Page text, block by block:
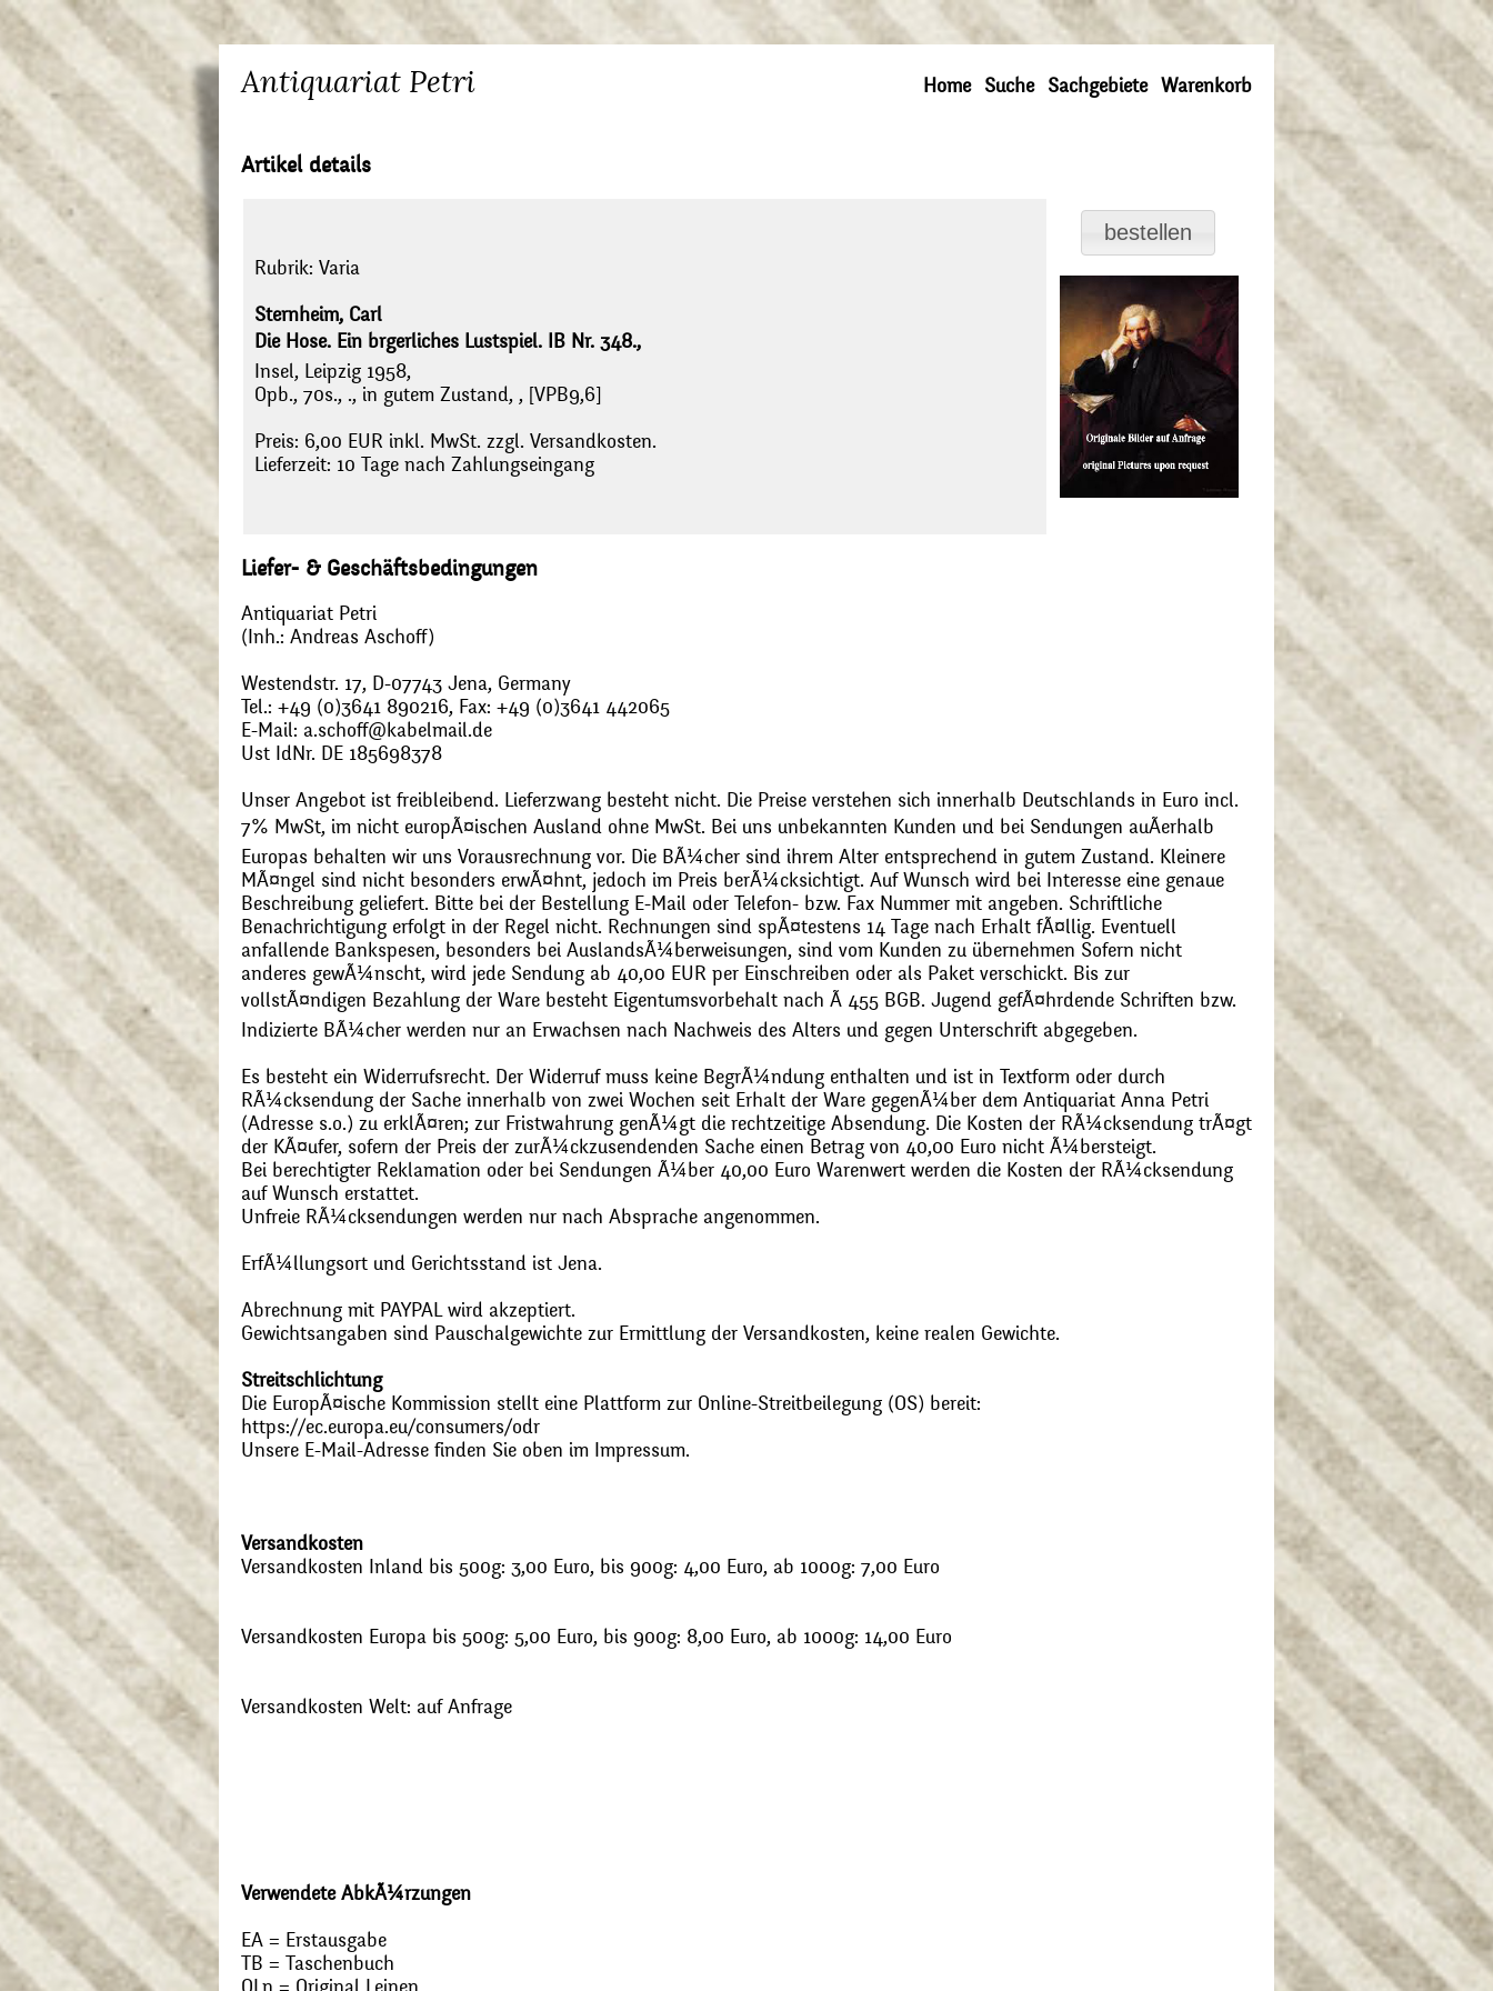
Antiquariat Petri Home Suche Sachgebiete Warenkorb
Artikel details
Rubrik: Varia
Sternheim, Carl
Die Hose. Ein brgerliches Lustspiel. IB Nr. 348.,
Insel, Leipzig 1958,
Opb., 70s., ., in gutem Zustand, , [VPB9,6]
Preis: 6,00 EUR inkl. MwSt. zzgl. Versandkosten.
Lieferzeit: 10 Tage nach Zahlungseingang
Liefer- & Geschäftsbedingungen
Antiquariat Petri
(Inh.: Andreas Aschoff)
Westendstr. 17, D-07743 Jena, Germany
Tel.: +49 (0)3641 890216, Fax: +49 (0)3641 442065
E-Mail: a.schoff@kabelmail.de
Ust IdNr. DE 185698378
Unser Angebot ist freibleibend. Lieferzwang besteht nicht. Die Preise verstehen sich innerhalb Deutschlands in Euro incl.
7% MwSt, im nicht europÃ¤ischen Ausland ohne MwSt. Bei uns unbekannten Kunden und bei Sendungen auÃerhalb
Europas behalten wir uns Vorausrechnung vor. Die BÃ¼cher sind ihrem Alter entsprechend in gutem Zustand. Kleinere
MÃ¤ngel sind nicht besonders erwÃ¤hnt, jedoch im Preis berÃ¼cksichtigt. Auf Wunsch wird bei Interesse eine genaue
Beschreibung geliefert. Bitte bei der Bestellung E-Mail oder Telefon- bzw. Fax Nummer mit angeben. Schriftliche
Benachrichtigung erfolgt in der Regel nicht. Rechnungen sind spÃ¤testens 14 Tage nach Erhalt fÃ¤llig. Eventuell
anfallende Bankspesen, besonders bei AuslandsÃ¼berweisungen, sind vom Kunden zu übernehmen Sofern nicht
anderes gewÃ¼nscht, wird jede Sendung ab 40,00 EUR per Einschreiben oder als Paket verschickt. Bis zur
vollstÃ¤ndigen Bezahlung der Ware besteht Eigentumsvorbehalt nach Ã 455 BGB. Jugend gefÃ¤hrdende Schriften bzw.
Indizierte BÃ¼cher werden nur an Erwachsen nach Nachweis des Alters und gegen Unterschrift abgegeben.
Es besteht ein Widerrufsrecht. Der Widerruf muss keine BegrÃ¼ndung enthalten und ist in Textform oder durch
RÃ¼cksendung der Sache innerhalb von zwei Wochen seit Erhalt der Ware gegenÃ¼ber dem Antiquariat Anna Petri
(Adresse s.o.) zu erklÃ¤ren; zur Fristwahrung genÃ¼gt die rechtzeitige Absendung. Die Kosten der RÃ¼cksendung trÃ¤gt
der KÃ¤ufer, sofern der Preis der zurÃ¼ckzusendenden Sache einen Betrag von 40,00 Euro nicht Ã¼bersteigt.
Bei berechtigter Reklamation oder bei Sendungen Ã¼ber 40,00 Euro Warenwert werden die Kosten der RÃ¼cksendung
auf Wunsch erstattet.
Unfreie RÃ¼cksendungen werden nur nach Absprache angenommen.
ErfÃ¼llungsort und Gerichtsstand ist Jena.
Abrechnung mit PAYPAL wird akzeptiert.
Gewichtsangaben sind Pauschalgewichte zur Ermittlung der Versandkosten, keine realen Gewichte.
Streitschlichtung
Die EuropÃ¤ische Kommission stellt eine Plattform zur Online-Streitbeilegung (OS) bereit:
https://ec.europa.eu/consumers/odr
Unsere E-Mail-Adresse finden Sie oben im Impressum.
Versandkosten
Versandkosten Inland bis 500g: 3,00 Euro, bis 900g: 4,00 Euro, ab 1000g: 7,00 Euro
Versandkosten Europa bis 500g: 5,00 Euro, bis 900g: 8,00 Euro, ab 1000g: 14,00 Euro
Versandkosten Welt: auf Anfrage
Verwendete AbkÃ¼rzungen
EA = Erstausgabe
TB = Taschenbuch